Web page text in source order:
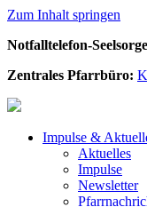
Zum Inhalt springen
Notfalltelefon-
Zentrales Pfarrbüro:
Impulse &
Aktuelles
Impulse
Newsletter